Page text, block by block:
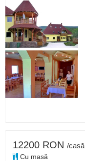
12200 RON /casă
Cu masă